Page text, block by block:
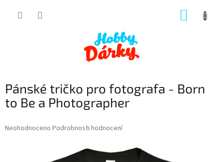
Pánské tričko pro fotografa - Born
to Be a Photographer
Průměrné
Neohodnoceno Podrobnosti hodnocení